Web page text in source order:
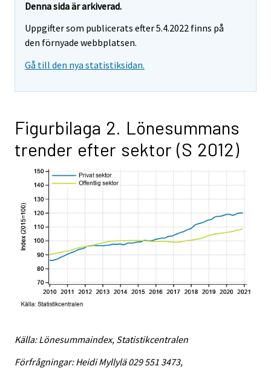
Denna sida är arkiverad.
Uppgifter som publicerats efter 5.4.2022 finns på
den förnyade webbplatsen.
Gå till den nya statistiksidan.
Figurbilaga 2. Lönesummans
trender efter sektor (S 2012)
Källa: Lönesummaindex, Statistikcentralen
Förfrågningar: Heidi Myllylä 029 551 3473,